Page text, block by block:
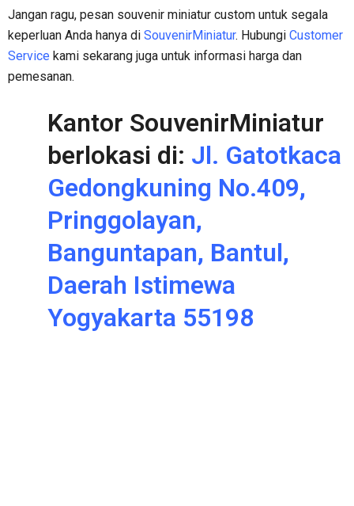
Jangan ragu, pesan souvenir miniatur custom untuk segala
keperluan Anda hanya di SouvenirMiniatur. Hubungi Customer
Service kami sekarang juga untuk informasi harga dan
pemesanan.
Kantor SouvenirMiniatur
berlokasi di: Jl. Gatotkaca
Gedongkuning No.409,
Pringgolayan,
Banguntapan, Bantul,
Daerah Istimewa
Yogyakarta 55198